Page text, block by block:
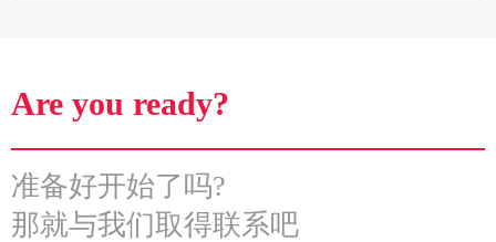
Are you ready?
准备好开始了吗?
那就与我们取得联系吧